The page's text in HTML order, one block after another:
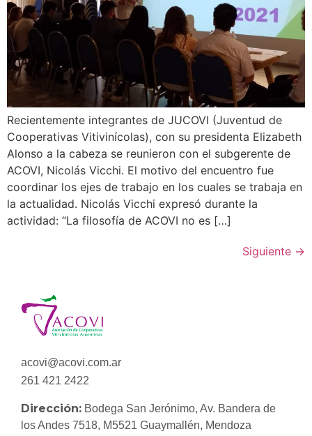
Recientemente integrantes de JUCOVI (Juventud de
Cooperativas Vitivinícolas), con su presidenta Elizabeth
Alonso a la cabeza se reunieron con el subgerente de
ACOVI, Nicolás Vicchi. El motivo del encuentro fue
coordinar los ejes de trabajo en los cuales se trabaja en
la actualidad. Nicolás Vicchi expresó durante la
actividad: “La filosofía de ACOVI no es […]
Siguiente →
acovi@acovi.com.ar
261 421 2422
Dirección: Bodega San Jerónimo, Av. Bandera de
los Andes 7518, M5521 Guaymallén, Mendoza